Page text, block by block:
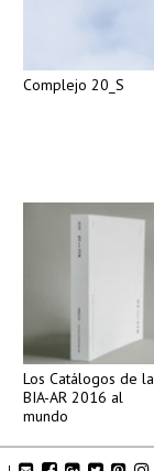
Complejo 20_S
Los Catálogos de la
BIA-AR 2016 al
mundo